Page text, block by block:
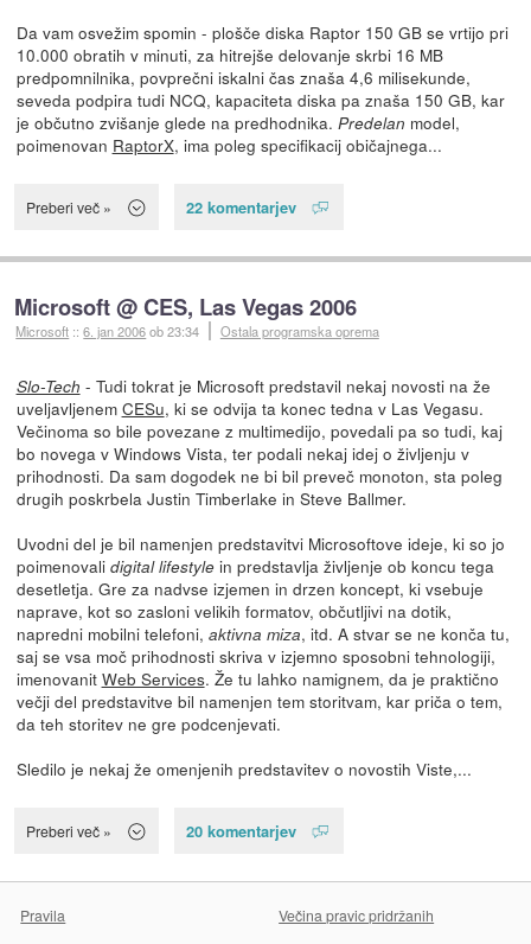
Da vam osvežim spomin - plošče diska Raptor 150 GB se vrtijo pri
10.000 obratih v minuti, za hitrejše delovanje skrbi 16 MB
predpomnilnika, povprečni iskalni čas znaša 4,6 milisekunde,
seveda podpira tudi NCQ, kapaciteta diska pa znaša 150 GB, kar
je občutno zvišanje glede na predhodnika. Predelan model,
poimenovan RaptorX, ima poleg specifikacij običajnega...
Preberi več » 22 komentarjev
Microsoft @ CES, Las Vegas 2006
Microsoft ::6. jan 2006ob 23:34 Ostala programska oprema
Slo-Tech - Tudi tokrat je Microsoft predstavil nekaj novosti na že
uveljavljenem CESu, ki se odvija ta konec tedna v Las Vegasu.
Večinoma so bile povezane z multimedijo, povedali pa so tudi, kaj
bo novega v Windows Vista, ter podali nekaj idej o življenju v
prihodnosti. Da sam dogodek ne bi bil preveč monoton, sta poleg
drugih poskrbela Justin Timberlake in Steve Ballmer.
Uvodni del je bil namenjen predstavitvi Microsoftove ideje, ki so jo
poimenovali digital lifestylein predstavlja življenje ob koncu tega
desetletja. Gre za nadvse izjemen in drzen koncept, ki vsebuje
naprave, kot so zasloni velikih formatov, občutljivi na dotik,
napredni mobilni telefoni, aktivna miza, itd. A stvar se ne konča tu,
saj se vsa moč prihodnosti skriva v izjemno sposobni tehnologiji,
imenovanit Web Services. Že tu lahko namignem, da je praktično
večji del predstavitve bil namenjen tem storitvam, kar priča o tem,
da teh storitev ne gre podcenjevati.
Sledilo je nekaj že omenjenih predstavitev o novostih Viste,...
Preberi več » 20 komentarjev
Pravila
Večina pravic pridržanih